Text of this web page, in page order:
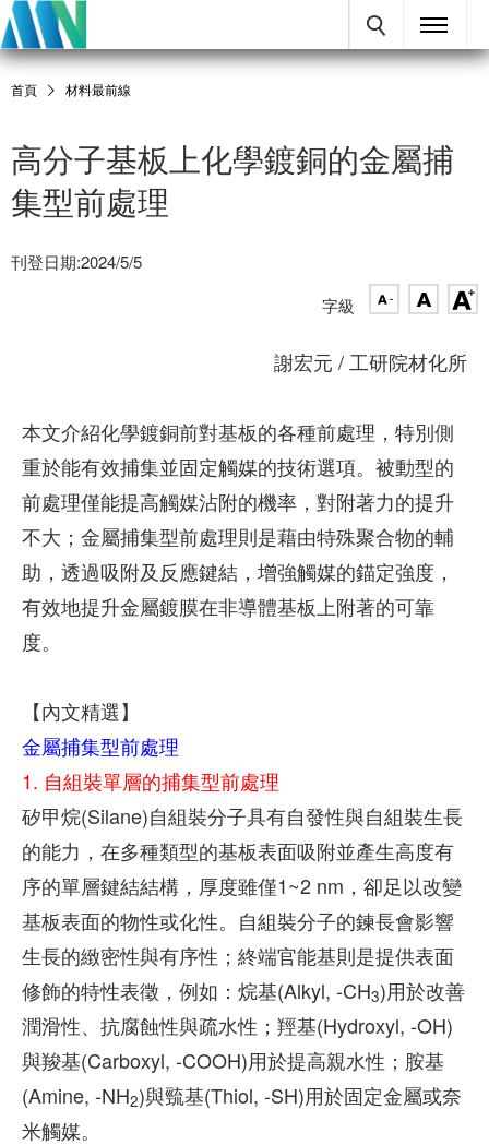
首頁 材料最前線
高分子基板上化學鍍銅的金屬捕
集型前處理
刊登日期:2024/5/5
字級
謝宏元 / 工研院材化所
本文介紹化學鍍銅前對基板的各種前處理，特別側
重於能有效捕集並固定觸媒的技術選項。被動型的
前處理僅能提高觸媒沾附的機率，對附著力的提升
不大；金屬捕集型前處理則是藉由特殊聚合物的輔
助，透過吸附及反應鍵結，增強觸媒的錨定強度，
有效地提升金屬鍍膜在非導體基板上附著的可靠
度。
【內文精選】
金屬捕集型前處理
1. 自組裝單層的捕集型前處理
矽甲烷(Silane)自組裝分子具有自發性與自組裝生長
的能力，在多種類型的基板表面吸附並產生高度有
序的單層鍵結結構，厚度雖僅1~2 nm，卻足以改變
基板表面的物性或化性。自組裝分子的鍊長會影響
生長的緻密性與有序性；終端官能基則是提供表面
修飾的特性表徵，例如：烷基(Alkyl, -CH3)用於改善
潤滑性、抗腐蝕性與疏水性；羥基(Hydroxyl, -OH)
與羧基(Carboxyl, -COOH)用於提高親水性；胺基
(Amine, -NH2)與巰基(Thiol, -SH)用於固定金屬或奈
米觸媒。